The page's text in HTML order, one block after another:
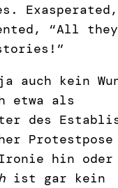
“All
auch kein
etwa als
des
Protestpose
hin oder
ist gar kein